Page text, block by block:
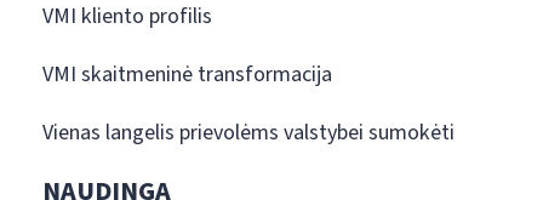
VMI kliento profilis
VMI skaitmeninė transformacija
Vienas langelis prievolėms valstybei sumokėti
NAUDINGA